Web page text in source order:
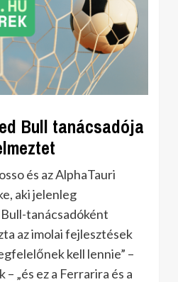
Bull tanácsadója
és az AlphaTauri
aki jelenleg
tanácsadóként
az imolai fejlesztések
kell lennie” –
„és ez a Ferrarira és a